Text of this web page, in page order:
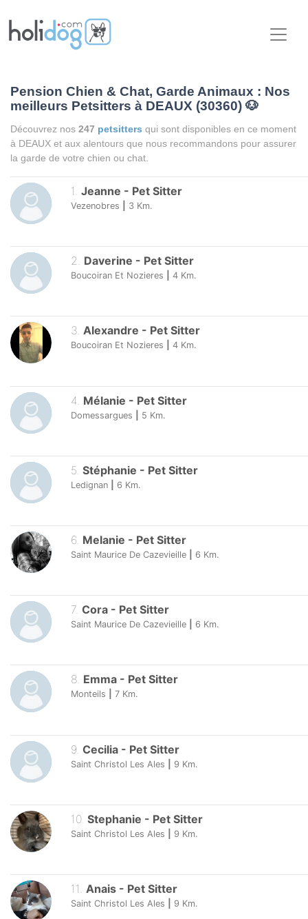
Pension Chien & Chat, Garde Animaux : Nos
meilleurs Petsitters à DEAUX (30360) 🐶
Découvrez nos 247 petsitters qui sont disponibles en ce moment
à DEAUX et aux alentours que nous recommandons pour assurer
la garde de votre chien ou chat.
1. Jeanne - Pet Sitter
Vezenobres 3 Km.
2. Daverine - Pet Sitter
Boucoiran Et Nozieres 4 Km.
3. Alexandre - Pet Sitter
Boucoiran Et Nozieres 4 Km.
4 Mélanie - Pet Sitter
Domessargues 5 Km.
5 Stéphanie - Pet Sitter
Ledignan 6 Km.
6. Melanie - Pet Sitter
Saint Maurice De Cazevieille 6 Km.
7. Cora - Pet Sitter
Saint Maurice De Cazevieille 6 Km.
8. Emma - Pet Sitter
Monteils 7 Km.
9 Cecilia - Pet Sitter
Saint Christol Les Ales 9 Km.
10. Stephanie - Pet Sitter
Saint Christol Les Ales 9 Km.
11 Anais - Pet Sitter
Saint Christol Les Ales 9 Km.